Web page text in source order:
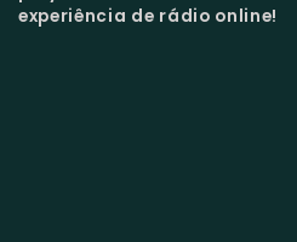
experiência de rádio online!